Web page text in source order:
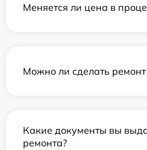
Меняется ли цена в
Можно ли сделать ремонт
Какие документы вы
ремонта?